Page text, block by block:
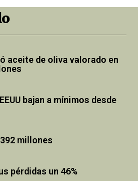
aceite de oliva valorado en
bajan a mínimos desde
millones
pérdidas un 46%